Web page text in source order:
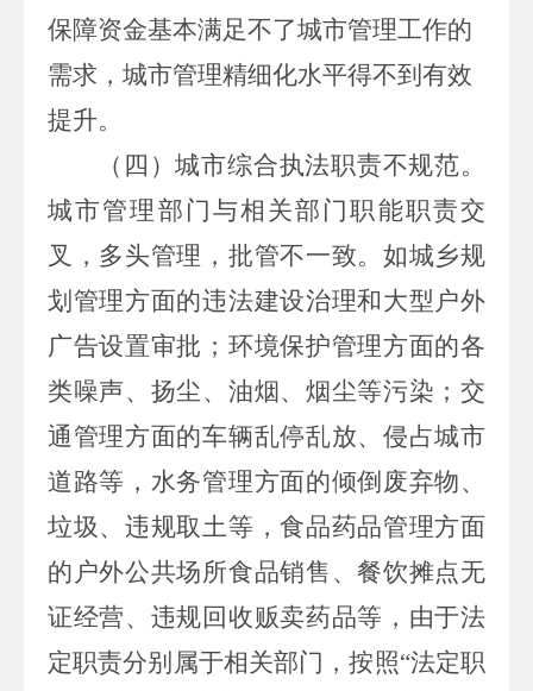
保障资金基本满足不了城市管理工作的
需求，城市管理精细化水平得不到有效
提升。
（四）城市综合执法职责不规范。
城市管理部门与相关部门职能职责交
叉，多头管理，批管不一致。如城乡规
划管理方面的违法建设治理和大型户外
广告设置审批；环境保护管理方面的各
类噪声、扬尘、油烟、烟尘等污染；交
通管理方面的车辆乱停乱放、侵占城市
道路等，水务管理方面的倾倒废弃物、
垃圾、违规取土等，食品药品管理方面
的户外公共场所食品销售、餐饮摊点无
证经营、违规回收贩卖药品等，由于法
定职责分别属于相关部门，按照“法定职